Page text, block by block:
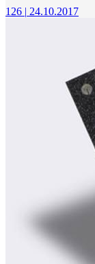
126 | 24.10.2017